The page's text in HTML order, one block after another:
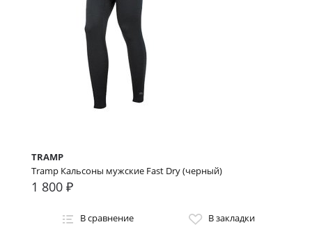
TRAMP
Tramp Кальсоны мужские Fast Dry (черный)
1 800 ₽
В сравнение В закладки